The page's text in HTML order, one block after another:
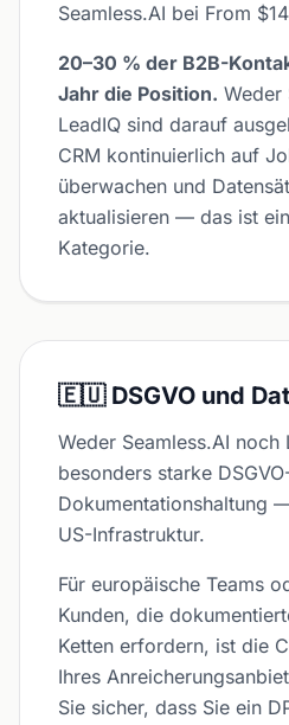
Seamless.AI bei From
20–30 % der B2B-
Jahr die Position. Weder
LeadIQ sind darauf
CRM kontinuierlich auf
überwachen und
aktualisieren — das ist
Kategorie.
🇪🇺 DSGVO und
Weder Seamless.AI noch
besonders starke
Dokumentationshaltung
US-Infrastruktur.
Für europäische Teams
Kunden, die
Ketten erfordern, ist die
Ihres
Sie sicher, dass Sie ein